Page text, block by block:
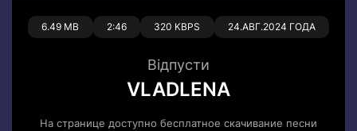
6.49 MB 2:46 320 KBPS 24.АВГ.2024 ГОДА
0 0
Відпусти
VLADLENA
На странице доступно бесплатное скачивание песни